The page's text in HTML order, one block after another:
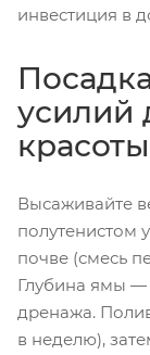
инвестиция в
усилий
красоты
Высаживайте
полутенистом
почве (смесь
Глубина ямы —
дренажа.
в неделю),